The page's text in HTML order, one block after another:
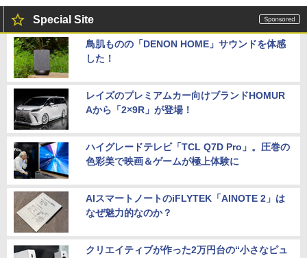
Special Site
鳥肌ものの「DENON HOME」サウンドを体感
した！
レイズのプレミアムカー向けブランドHOMUR
Aから「2×9R」が登場！
ハイグレードテレビ「TCL Q7D Pro」。圧巻の
色彩美で映画＆ゲームが極上体験に
AIスマートノートのiFLYTEK「AINOTE 2」は
なぜ魅力的なのか？
クリエイティブが作った2万円台の“小さなピュ